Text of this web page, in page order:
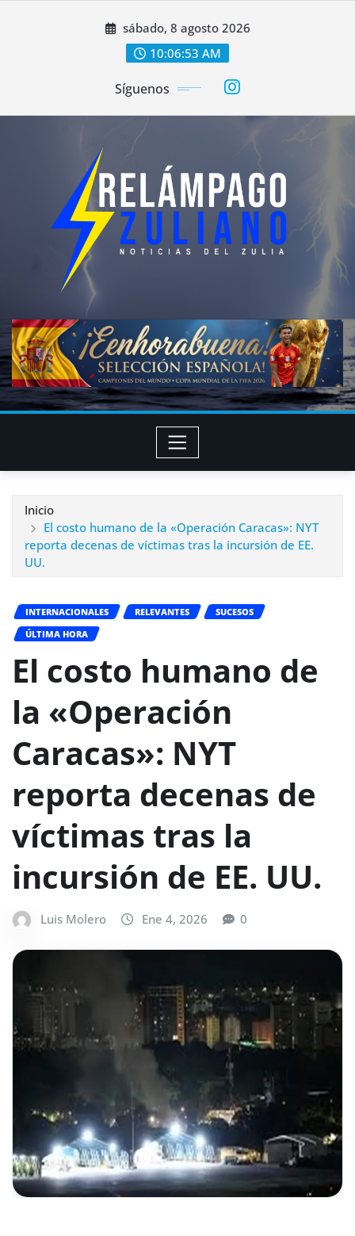
sábado, 8 agosto 2026
10:06:55 AM
Síguenos
Inicio
El costo humano de la «Operación Caracas»: NYT
reporta decenas de víctimas tras la incursión de EE.
UU.
INTERNACIONALES RELEVANTES
SUCESOS
ÚLTIMA HORA
El costo humano de
la «Operación
Caracas»: NYT
reporta decenas de
víctimas tras la
incursión de EE. UU.
Luis Molero Ene 4, 2026 0